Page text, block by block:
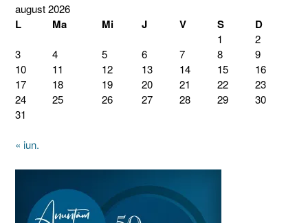
august 2026
L Ma Mi J V S D
1
2
3
4 5 6 7 8
9
10
11 12 13 14 15
16
17
18 19 20 21 22
23
24
25 26 27 28 29
30
31
« iun.